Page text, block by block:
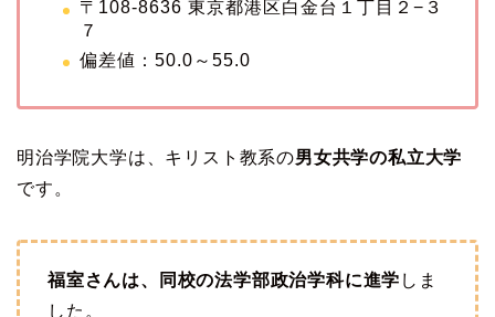
〒108-8636 東京都港区白金台１丁目２−３
７
偏差値：50.0～55.0
明治学院大学は、キリスト教系の男女共学の私立大学
です。
福室さんは、同校の法学部政治学科に進学 しま
した。